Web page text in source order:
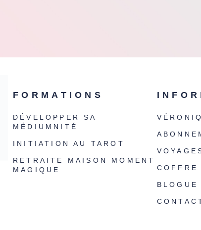
FORMATIONS
DÉVELOPPER SA
MÉDIUMNITÉ
INITIATION AU TAROT
RETRAITE MAISON MOMENT
MAGIQUE
BLOGUE